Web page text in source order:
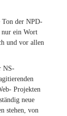
Ton der NPD-
nur ein Wort
und vor allen
NS-
Projekten
neue
stehen, von